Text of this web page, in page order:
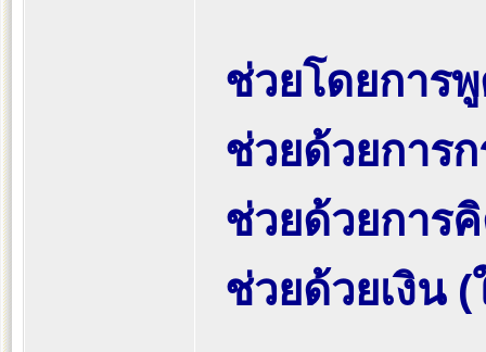
ช่วยโดยการ
ช่วยด้วยการ
ช่วยด้วยการ
ช่วยด้วยเงิน